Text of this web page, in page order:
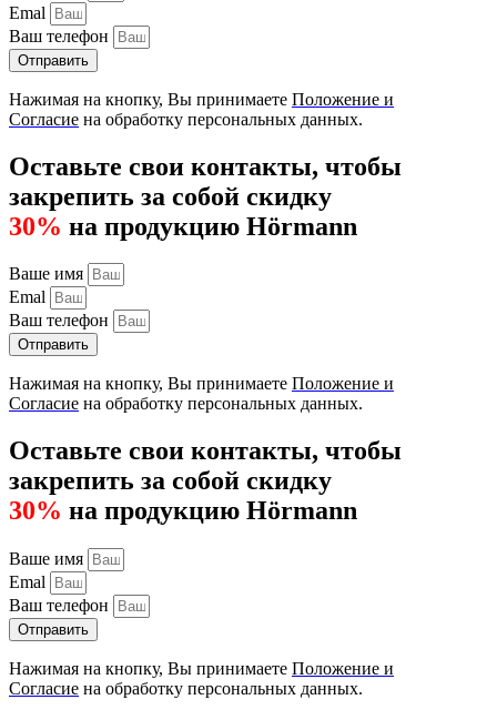
Emal
Ваш телефон
Отправить
Нажимая на кнопку, Вы принимаете Положение и
Согласие на обработку персональных данных.
Оставьте свои контакты, чтобы
закрепить за собой скидку
30% на продукцию Hörmann
Ваше имя
Emal
Ваш телефон
Отправить
Нажимая на кнопку, Вы принимаете Положение и
Согласие на обработку персональных данных.
Оставьте свои контакты, чтобы
закрепить за собой скидку
30% на продукцию Hörmann
Ваше имя
Emal
Ваш телефон
Отправить
Нажимая на кнопку, Вы принимаете Положение и
Согласие на обработку персональных данных.